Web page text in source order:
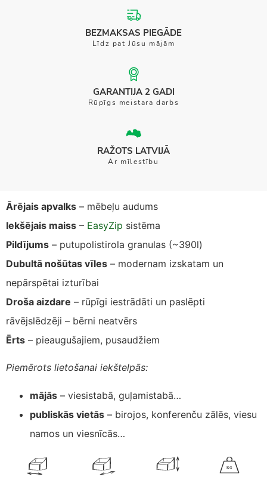
BEZMAKSAS PIEGĀDE
Līdz pat Jūsu mājām
GARANTIJA 2 GADI
Rūpīgs meistara darbs
RAŽOTS LATVIJĀ
Ar mīlestību
Ārējais apvalks – mēbeļu audums
Iekšējais maiss – EasyZip sistēma
Pildījums – putupolistirola granulas (~390l)
Dubultā nošūtas vīles – modernam izskatam un
nepārspētai izturībai
Droša aizdare – rūpīgi iestrādāti un paslēpti
rāvējslēdzēji – bērni neatvērs
Ērts – pieaugušajiem, pusaudžiem
Piemērots lietošanai iekštelpās:
mājās – viesistabā, guļamistabā…
publiskās vietās – birojos, konferenču zālēs, viesu
namos un viesnīcās…
KG